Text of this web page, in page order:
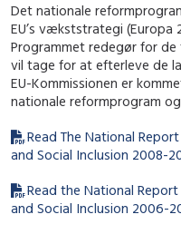
Det nationale
EU’s vækststrategi (Europa
Programmet redegør for
vil tage for at efterleve de
EU-Kommissionen er
nationale reformprogram
Read The National
and Social Inclusion 2008-
Read the National
and Social Inclusion 2006-